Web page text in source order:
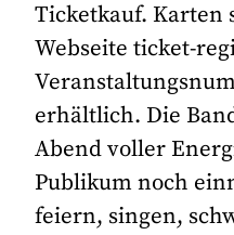
Ticketkauf. Karten
Webseite ticket-
erhältlich. Die
Abend voller
Publikum noch
feiern, singen,